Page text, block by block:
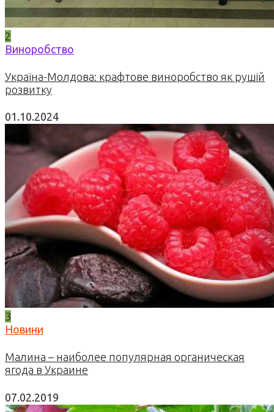
2
Виноробство
Україна-Молдова: крафтове виноробство як рушій
розвитку
01.10.2024
3
Новини
Малина – наиболее популярная органическая
ягода в Украине
07.02.2019